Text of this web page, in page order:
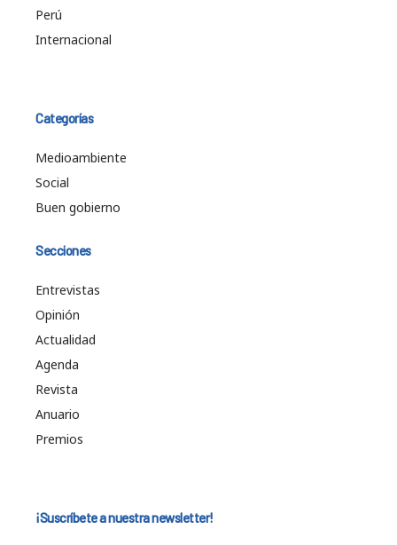
Perú
Internacional
Categorías
Medioambiente
Social
Buen gobierno
Secciones
Entrevistas
Opinión
Actualidad
Agenda
Revista
Anuario
Premios
¡Suscríbete a nuestra newsletter!